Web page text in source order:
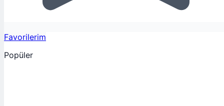
Favorilerim
Popüler